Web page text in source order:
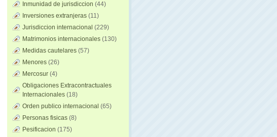
Inmunidad de jurisdiccion (44)
Inversiones extranjeras (11)
Jurisdiccion internacional (229)
Matrimonios internacionales (130)
Medidas cautelares (57)
Menores (26)
Mercosur (4)
Obligaciones Extracontractuales
Internacionales (18)
Orden publico internacional (65)
Personas fisicas (8)
Pesificacion (175)